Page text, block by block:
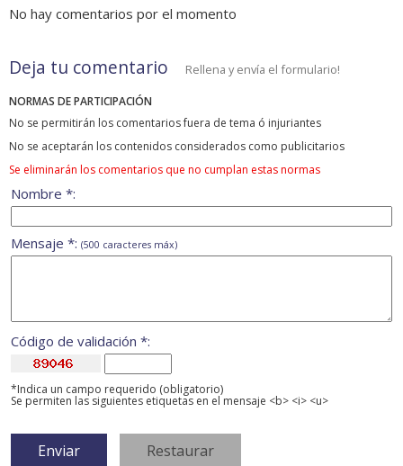
No hay comentarios por el momento
Deja tu comentario Rellena y envía el formulario!
NORMAS DE PARTICIPACIÓN
No se permitirán los comentarios fuera de tema ó injuriantes
No se aceptarán los contenidos considerados como publicitarios
Se eliminarán los comentarios que no cumplan estas normas
Nombre *:
Mensaje *: (500 caracteres máx)
Código de validación *:
*Indica un campo requerido (obligatorio)
Se permiten las siguientes etiquetas en el mensaje <b> <i> <u>